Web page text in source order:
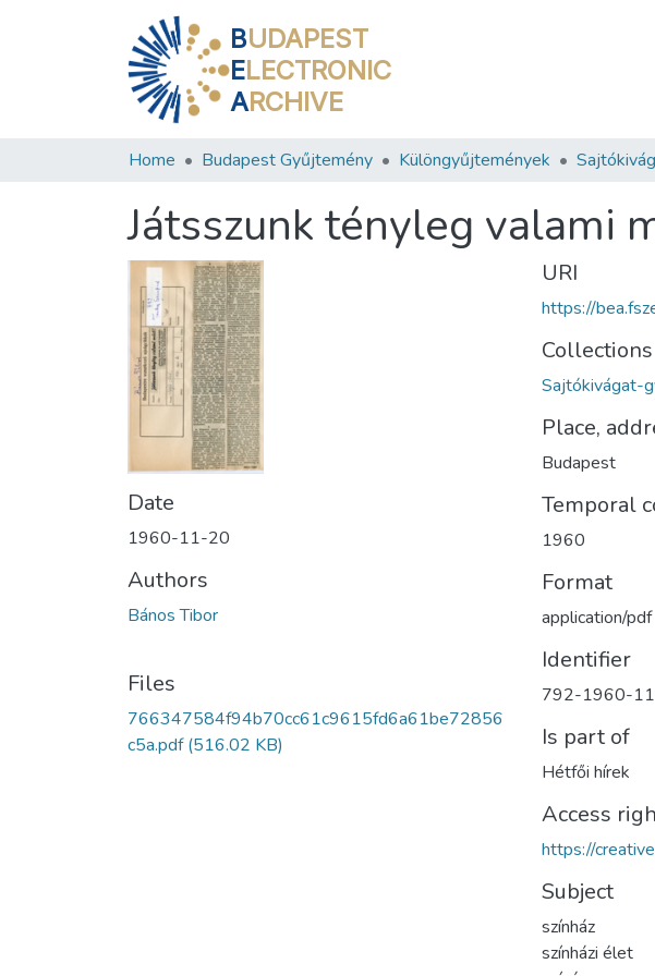
BUDAPEST
ELECTRONIC
ARCHIVE
Home Budapest Gyűjtemény Különgyűjtemények
Játsszunk tényleg valami
Date
1960-11-20
Authors
Bános Tibor
Files
766347584f94b70cc61c9615fd6a61be72856
c5a.pdf(516.02 KB)
URI
https://
Collections
Sajtókivágat-
Place,
Budapest
Temporal
1960
Format
application/pdf
Identifier
792-1960-
Is part of
Hétfői hírek
Access
https://
Subject
színház
színházi élet